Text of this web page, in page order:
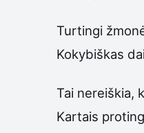
Turtingi
Kokybiškas
Tai nereiškia,
Kartais